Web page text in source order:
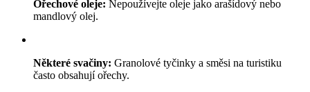
Ořechové oleje: Nepoužívejte oleje jako arašídový nebo
mandlový olej.
Některé svačiny: Granolové tyčinky a směsi na turistiku
často obsahují ořechy.